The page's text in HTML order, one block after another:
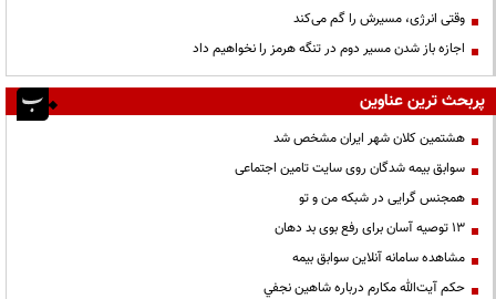
وقتی انرژی، مسیرش را گم می‌کند
اجازه باز شدن مسیر دوم در تنگه هرمز را نخواهیم داد
پربحث ترین عناوین
هشتمین کلان شهر ایران مشخص شد
سوابق بیمه شدگان روی سایت تامین اجتماعی
همجنس گرایی در شبکه من و تو
13 توصیه آسان برای رفع بوی بد دهان
مشاهده سامانه آنلاين سوابق بیمه
حكم آيت‌الله مكارم درباره شاهين نجفي